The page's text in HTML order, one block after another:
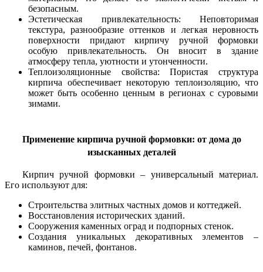
безопасным.
Эстетическая привлекательность: Неповторимая
текстура, разнообразие оттенков и легкая неровность
поверхности придают кирпичу ручной формовки
особую привлекательность. Он вносит в здание
атмосферу тепла, уютности и утонченности.
Теплоизоляционные свойства: Пористая структура
кирпича обеспечивает некоторую теплоизоляцию, что
может быть особенно ценным в регионах с суровыми
зимами.
Применение кирпича ручной формовки: от дома до
изысканных деталей
Кирпич ручной формовки – универсальный материал.
Его используют для:
Строительства элитных частных домов и коттеджей.
Восстановления исторических зданий.
Сооружения каменных оград и подпорных стенок.
Создания уникальных декоративных элементов –
каминов, печей, фонтанов.